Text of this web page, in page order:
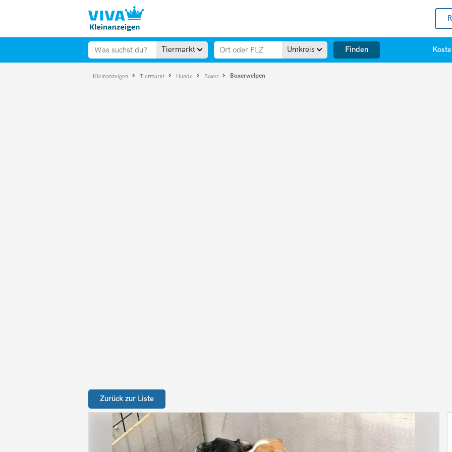
Tiermarkt Umkreis Finden
Kleinanzeigen Tiermarkt Hunde Boxer Boxerwelpen
Zurück zur Liste